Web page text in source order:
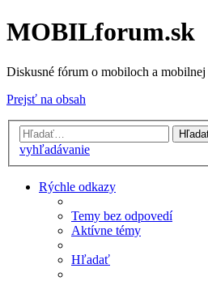
MOBILforum.sk
Diskusné fórum o mobiloch a
Prejsť na obsah
vyhľadávanie
Rýchle odkazy
Temy bez odpovedí
Aktívne témy
Hľadať